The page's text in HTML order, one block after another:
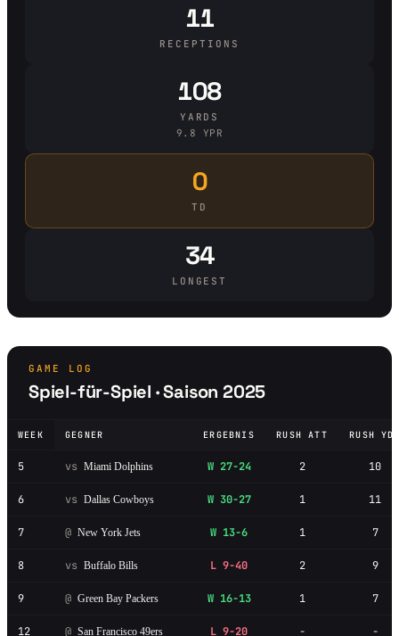
11
RECEPTIONS
108
YARDS
9.8 YPR
0
TD
34
LONGEST
GAME LOG
Spiel-für-Spiel · Saison 2025
WEEK GEGNER ERGEBNIS RUSH ATT RUSH
5 vs Miami Dolphins W 27-24 2 10
6 vs Dallas Cowboys W 30-27 1 11
7 @ New York Jets W 13-6 1 7
8 vs Buffalo Bills L 9-40 2 9
9 @ Green Bay Packers W 16-13 1 7
12 @ San Francisco 49ers L 9-20 - -